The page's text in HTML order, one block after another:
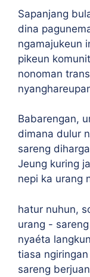
Sapanjang
dina
ngamajukeun
pikeun
nonoman
Babarengan,
dimana dulur
sareng
Jeung kuring
nepi ka urang
hatur nuhun,
urang -
nyaéta
tiasa
sareng